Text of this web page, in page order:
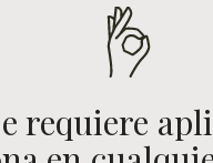
requiere